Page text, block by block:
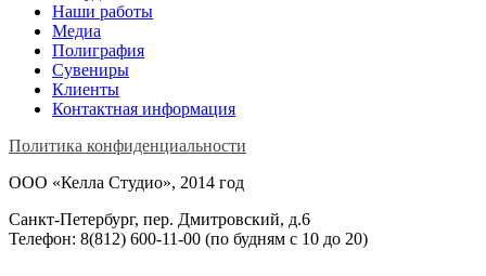
Наши работы
Медиа
Полиграфия
Сувениры
Клиенты
Контактная информация
Политика конфиденциальности
ООО «Келла Студио», 2014 год
Санкт-Петербург, пер. Дмитровский, д.6
Телефон: 8(812) 600-11-00 (по будням c 10 до 20)